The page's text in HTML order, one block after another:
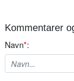
Kommentarer
Navn*: